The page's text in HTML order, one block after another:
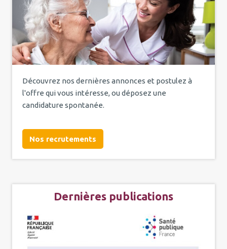
Découvrez nos dernières annonces et postulez à
l'offre qui vous intéresse, ou déposez une
candidature spontanée.
Nos recrutements
Dernières publications